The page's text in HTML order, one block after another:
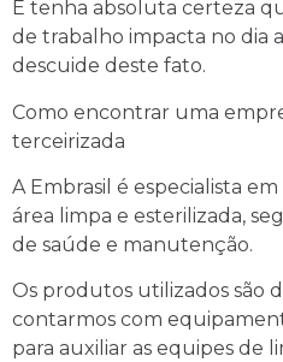
E tenha absoluta certeza
de trabalho impacta no dia
descuide deste fato.
Como encontrar uma
terceirizada
A Embrasil é especialista
área limpa e esterilizada,
de saúde e manutenção.
Os produtos utilizados são
contarmos com
para auxiliar as equipes de